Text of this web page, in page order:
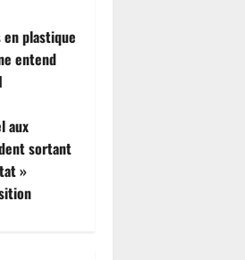
plastique
entend
aux
sortant
»